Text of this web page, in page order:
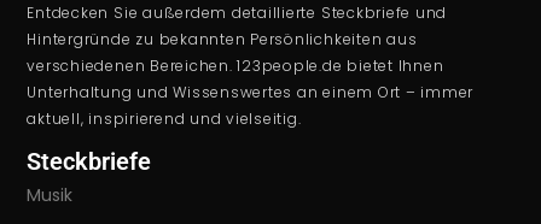
Entdecken Sie außerdem detaillierte Steckbriefe und
Hintergründe zu bekannten Persönlichkeiten aus
verschiedenen Bereichen. 123people.de bietet Ihnen
Unterhaltung und Wissenswertes an einem Ort – immer
aktuell, inspirierend und vielseitig.
Steckbriefe
Musik